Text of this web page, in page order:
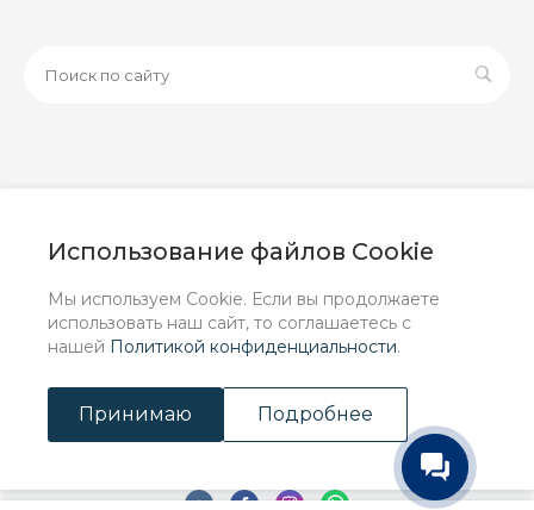
Использование файлов Cookie
Мы используем Cookie. Если вы продолжаете
использовать наш сайт, то соглашаетесь с
нашей Политикой конфиденциальности.
Принимаю Подробнее
информационный характер и ни при каких условиях не
положениями Статьи 437 (2) ГК РФ.